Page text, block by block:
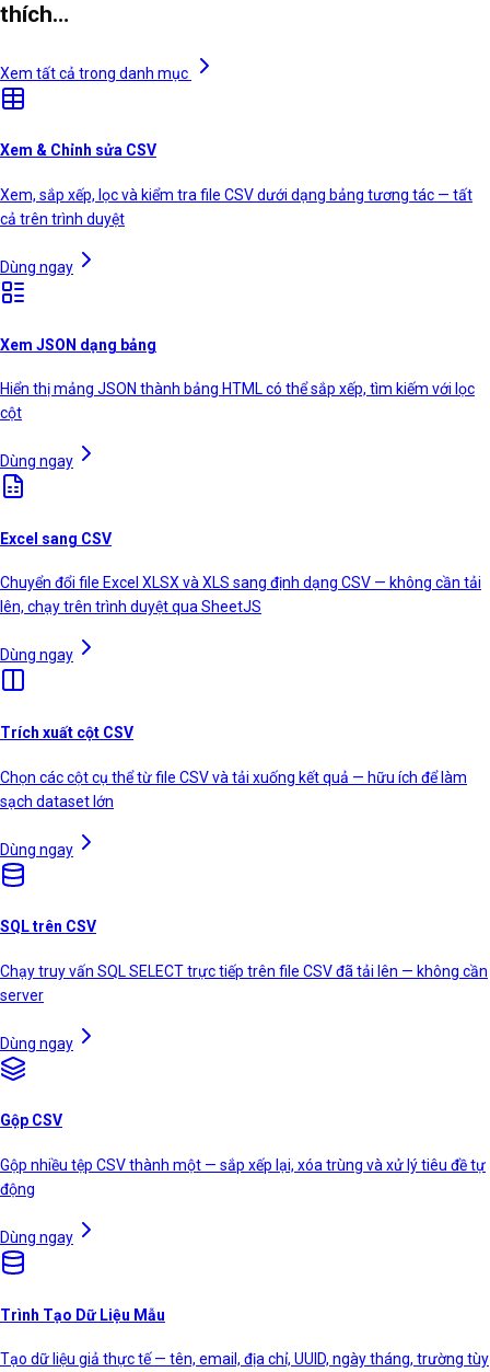
thích…
Xem tất cả trong danh mục
Xem & Chỉnh sửa CSV
Xem, sắp xếp, lọc và kiểm tra file CSV dưới dạng bảng tương tác — tất
cả trên trình duyệt
Dùng ngay
Xem JSON dạng bảng
Hiển thị mảng JSON thành bảng HTML có thể sắp xếp, tìm kiếm với lọc
cột
Dùng ngay
Excel sang CSV
Chuyển đổi file Excel XLSX và XLS sang định dạng CSV — không cần tải
lên, chạy trên trình duyệt qua SheetJS
Dùng ngay
Trích xuất cột CSV
Chọn các cột cụ thể từ file CSV và tải xuống kết quả — hữu ích để làm
sạch dataset lớn
Dùng ngay
SQL trên CSV
Chạy truy vấn SQL SELECT trực tiếp trên file CSV đã tải lên — không cần
server
Dùng ngay
Gộp CSV
Gộp nhiều tệp CSV thành một — sắp xếp lại, xóa trùng và xử lý tiêu đề tự
động
Dùng ngay
Trình Tạo Dữ Liệu Mẫu
Tạo dữ liệu giả thực tế — tên, email, địa chỉ, UUID, ngày tháng, trường tùy